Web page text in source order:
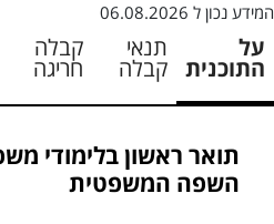
המידע נכון ל 06.08.2026
על
התוכנית
תנאי
קבלה
קבלה
חריגה
תואר ראשון בלימודי
השפה המשפטית